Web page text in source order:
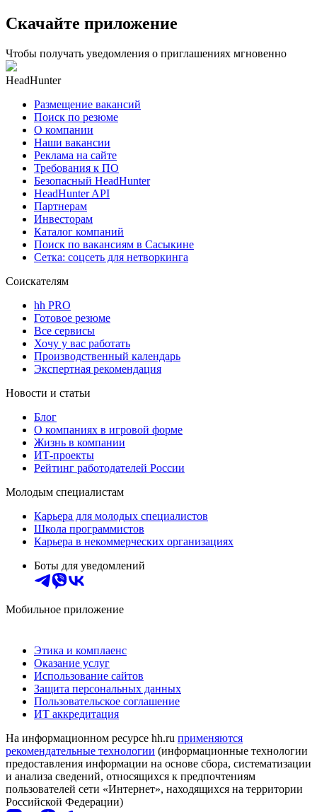
Скачайте приложение
Чтобы получать уведомления о приглашениях мгновенно
HeadHunter
Размещение вакансий
Поиск по резюме
О компании
Наши вакансии
Реклама на сайте
Требования к ПО
Безопасный HeadHunter
HeadHunter API
Партнерам
Инвесторам
Каталог компаний
Поиск по вакансиям в Сасыкине
Сетка: соцсеть для нетворкинга
Соискателям
hh PRO
Готовое резюме
Все сервисы
Хочу у вас работать
Производственный календарь
Экспертная рекомендация
Новости и статьи
Блог
О компаниях в игровой форме
Жизнь в компании
ИТ-проекты
Рейтинг работодателей России
Молодым специалистам
Карьера для молодых специалистов
Школа программистов
Карьера в некоммерческих организациях
Боты для уведомлений
Мобильное приложение
Этика и комплаенс
Оказание услуг
Использование сайтов
Защита персональных данных
Пользовательское соглашение
ИТ аккредитация
На информационном ресурсе hh.ru применяются
рекомендательные технологии (информационные технологии
предоставления информации на основе сбора, систематизации
и анализа сведений, относящихся к предпочтениям
пользователей сети «Интернет», находящихся на территории
Российской Федерации)